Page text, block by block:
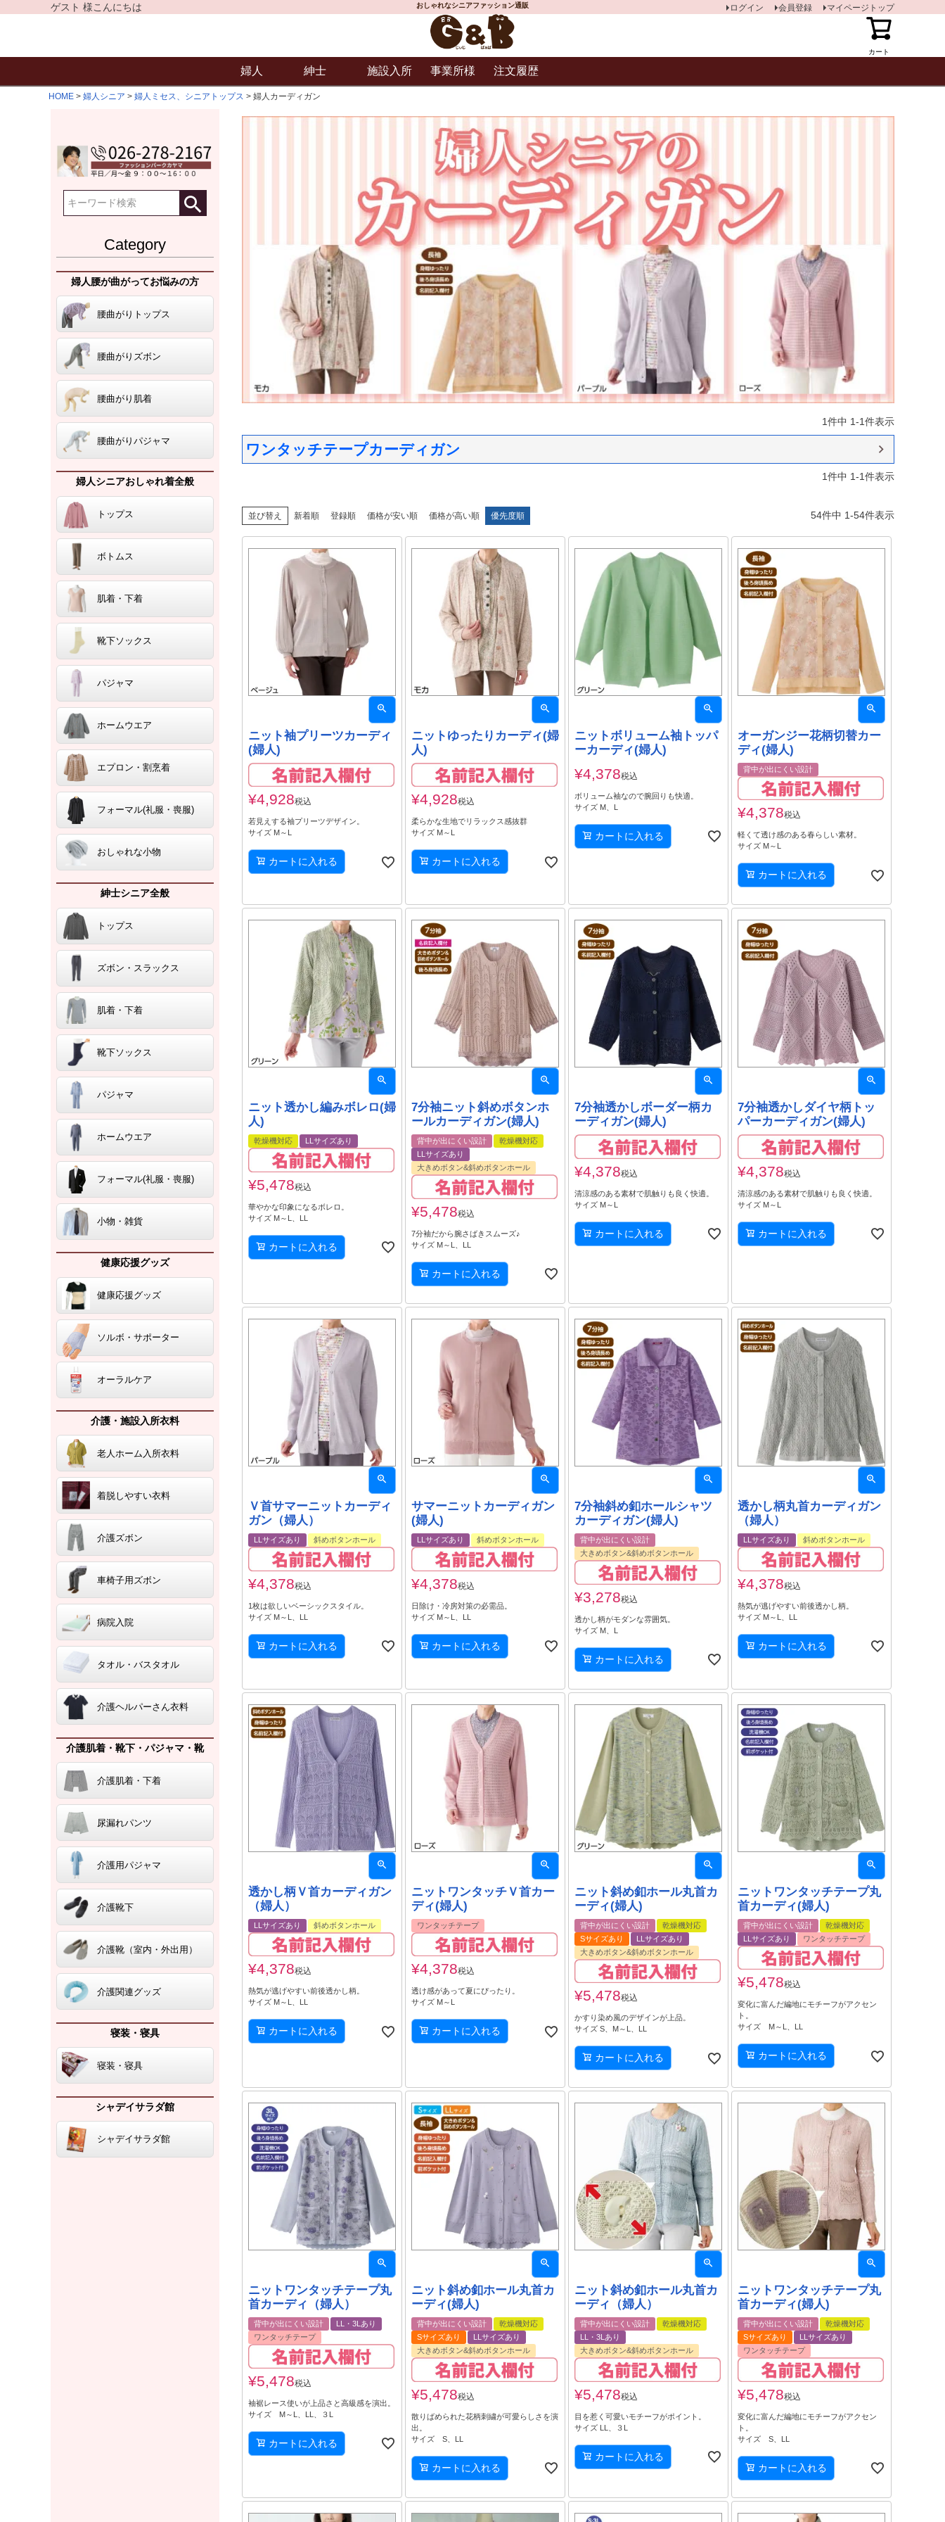
ゲスト 様こんにちは おしゃれなシニアファッション通販
カート
ログイン 会員登録 マイページトップ
婦人 紳士 施設入所 事業所様 注文履歴
HOME 婦人シニア 婦人ミセス、シニアトップス 婦人カーディガン
Category
婦人腰が曲がってお悩みの方
腰曲がりトップス
腰曲がりズボン
腰曲がり肌着
腰曲がりパジャマ
婦人シニアおしゃれ着全般
トップス
ボトムス
肌着・下着
靴下ソックス
パジャマ
ホームウエア
エプロン・割烹着
フォーマル(礼服・喪服)
おしゃれな小物
紳士シニア全般
トップス
ズボン・スラックス
肌着・下着
靴下ソックス
パジャマ
ホームウエア
フォーマル(礼服・喪服)
小物・雑貨
健康応援グッズ
健康応援グッズ
ソルボ・サポーター
オーラルケア
介護・施設入所衣料
老人ホーム入所衣料
着脱しやすい衣料
介護ズボン
車椅子用ズボン
病院入院
タオル・バスタオル
介護ヘルパーさん衣料
介護肌着・靴下・パジャマ・靴
介護肌着・下着
尿漏れパンツ
介護用パジャマ
介護靴下
介護靴（室内・外出用）
介護関連グッズ
寝装・寝具
寝装・寝具
シャデイサラダ館
シャデイサラダ館
1件中 1-1件表示
ワンタッチテープカーディガン
1件中 1-1件表示
並び替え 新着順 登録順 価格が安い順 価格が高い順 優先度順 54件中 1-54件表示
ニット袖プリーツカーディ
(婦人)
¥4,928税込
若見えする袖プリーツデザイン。
サイズ M～L
カートに入れる
ニットゆったりカーディ(婦
人)
¥4,928税込
柔らかな生地でリラックス感抜群
サイズ M～L
カートに入れる
ニットボリューム袖トッパ
ーカーディ(婦人)
¥4,378税込
ボリューム袖なので腕回りも快適。
サイズ M、L
カートに入れる
オーガンジー花柄切替カー
ディ(婦人)
背中が出にくい設計
¥4,378税込
軽くて透け感のある春らしい素材。
サイズ M～L
カートに入れる
ニット透かし編みボレロ(婦
人)
乾燥機対応 LLサイズあり
¥5,478税込
華やかな印象になるボレロ。
サイズ M～L、LL
カートに入れる
7分袖ニット斜めボタンホ
ールカーディガン(婦人)
背中が出にくい設計
乾燥機対応
LLサイズあり
大きめボタン&斜めボタンホール
¥5,478税込
7分袖だから腕さばきスムーズ♪
サイズ M～L、LL
カートに入れる
7分袖透かしボーダー柄カ
ーディガン(婦人)
¥4,378税込
清涼感のある素材で肌触りも良く快適。
サイズ M～L
カートに入れる
7分袖透かしダイヤ柄トッ
パーカーディガン(婦人)
¥4,378税込
清涼感のある素材で肌触りも良く快適。
サイズ M～L
カートに入れる
Ｖ首サマーニットカーディ
ガン（婦人）
LLサイズあり 斜めボタンホール
¥4,378税込
1枚は欲しいベーシックスタイル。
サイズ M～L、LL
カートに入れる
サマーニットカーディガン
(婦人)
LLサイズあり 斜めボタンホール
¥4,378税込
日除け・冷房対策の必需品。
サイズ M～L、LL
カートに入れる
7分袖斜め釦ホールシャツ
カーディガン(婦人)
背中が出にくい設計
大きめボタン&斜めボタンホール
¥3,278税込
透かし柄がモダンな雰囲気。
サイズ M、L
カートに入れる
透かし柄丸首カーディガン
（婦人）
LLサイズあり 斜めボタンホール
¥4,378税込
熱気が逃げやすい前後透かし柄。
サイズ M～L、LL
カートに入れる
透かし柄Ｖ首カーディガン
（婦人）
LLサイズあり 斜めボタンホール
¥4,378税込
熱気が逃げやすい前後透かし柄。
サイズ M～L、LL
カートに入れる
ニットワンタッチＶ首カー
ディ(婦人)
ワンタッチテープ
¥4,378税込
透け感があって夏にぴったり。
サイズ M～L
カートに入れる
ニット斜め釦ホール丸首カ
ーディ(婦人)
背中が出にくい設計
乾燥機対応
Sサイズあり
LLサイズあり
大きめボタン&斜めボタンホール
¥5,478税込
かすり染め風のデザインが上品。
サイズ S、M～L、LL
カートに入れる
ニットワンタッチテープ丸
首カーディ(婦人)
背中が出にくい設計
乾燥機対応
LLサイズあり
ワンタッチテープ
¥5,478税込
変化に富んだ編地にモチーフがアクセン
ト。
サイズ M～L、LL
カートに入れる
ニットワンタッチテープ丸
首カーディ（婦人）
背中が出にくい設計
LL・3Lあり
ワンタッチテープ
¥5,478税込
袖裾レース使いが上品さと高級感を演出。
サイズ M～L、LL、３L
カートに入れる
ニット斜め釦ホール丸首カ
ーディ(婦人)
背中が出にくい設計
乾燥機対応
Sサイズあり
LLサイズあり
大きめボタン&斜めボタンホール
¥5,478税込
散りばめられた花柄刺繍が可愛らしさを演
出。
サイズ S、LL
カートに入れる
ニット斜め釦ホール丸首カ
ーディ（婦人）
背中が出にくい設計
乾燥機対応
LL・3Lあり
大きめボタン&斜めボタンホール
¥5,478税込
目を惹く可愛いモチーフがポイント。
サイズ LL、３L
カートに入れる
ニットワンタッチテープ丸
首カーディ(婦人)
背中が出にくい設計
乾燥機対応
Sサイズあり
LLサイズあり
ワンタッチテープ
¥5,478税込
変化に富んだ編地にモチーフがアクセン
ト。
サイズ S、LL
カートに入れる